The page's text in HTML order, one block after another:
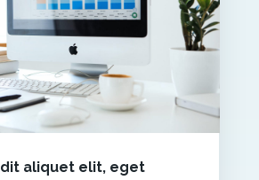
aliquet elit, eget